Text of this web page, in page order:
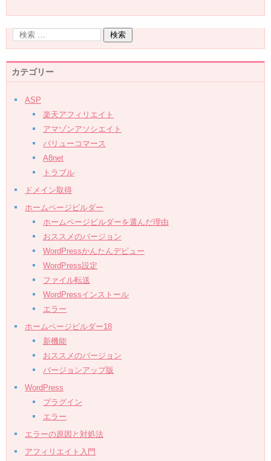
カテゴリー
ASP
楽天アフィリエイト
アマゾンアソシエイト
バリューコマース
A8net
トラブル
ドメイン取得
ホームページビルダー
ホームページビルダーを選んだ理由
おススメのバージョン
WordPressかんたんデビュー
WordPress設定
ファイル転送
WordPressインストール
エラー
ホームページビルダー18
新機能
おススメのバージョン
バージョンアップ版
WordPress
プラグイン
エラー
エラーの原因と対処法
アフィリエイト入門